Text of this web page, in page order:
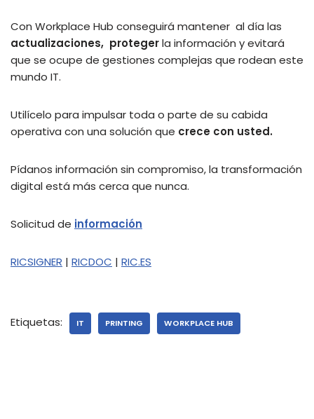
Con Workplace Hub conseguirá mantener al día las
actualizaciones, protegerla información y evitará
que se ocupe de gestiones complejas que rodean este
mundo IT.
Utilícelo para impulsar toda o parte de su cabida
operativa con una solución que crece con usted.
Pídanos información sin compromiso, la transformación
digital está más cerca que nunca.
Solicitud de información
RICSIGNER | RICDOC | RIC.ES
Etiquetas: IT PRINTING WORKPLACE HUB